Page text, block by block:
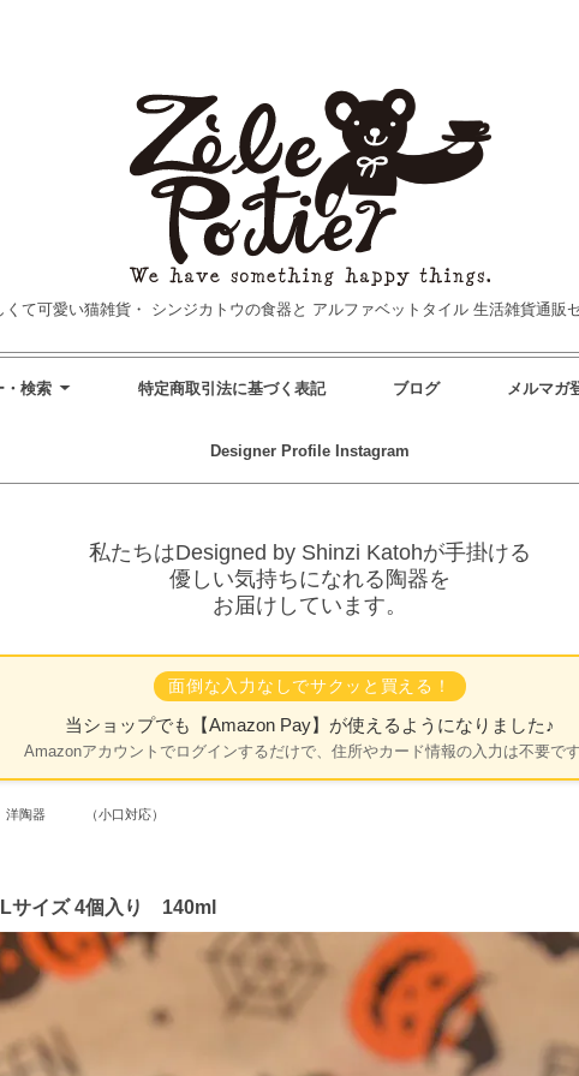
くて可愛い猫雑貨・ シンジカトウの食器と アルファベットタイル 生活雑貨通販
・検索 特定商取引法に基づく表記 ブログ メルマガ
Designer Profile Instagram
私たちはDesigned by Shinzi Katohが手掛ける
優しい気持ちになれる陶器を
お届けしています。
面倒な入力なしでサクッと買える！
当ショップでも 【Amazon Pay】 が使えるようになりました♪
Amazonアカウントでログインするだけで、住所やカード情報の入力は不要で
洋陶器 （小口対応）
サイズ 4個入り 140ml